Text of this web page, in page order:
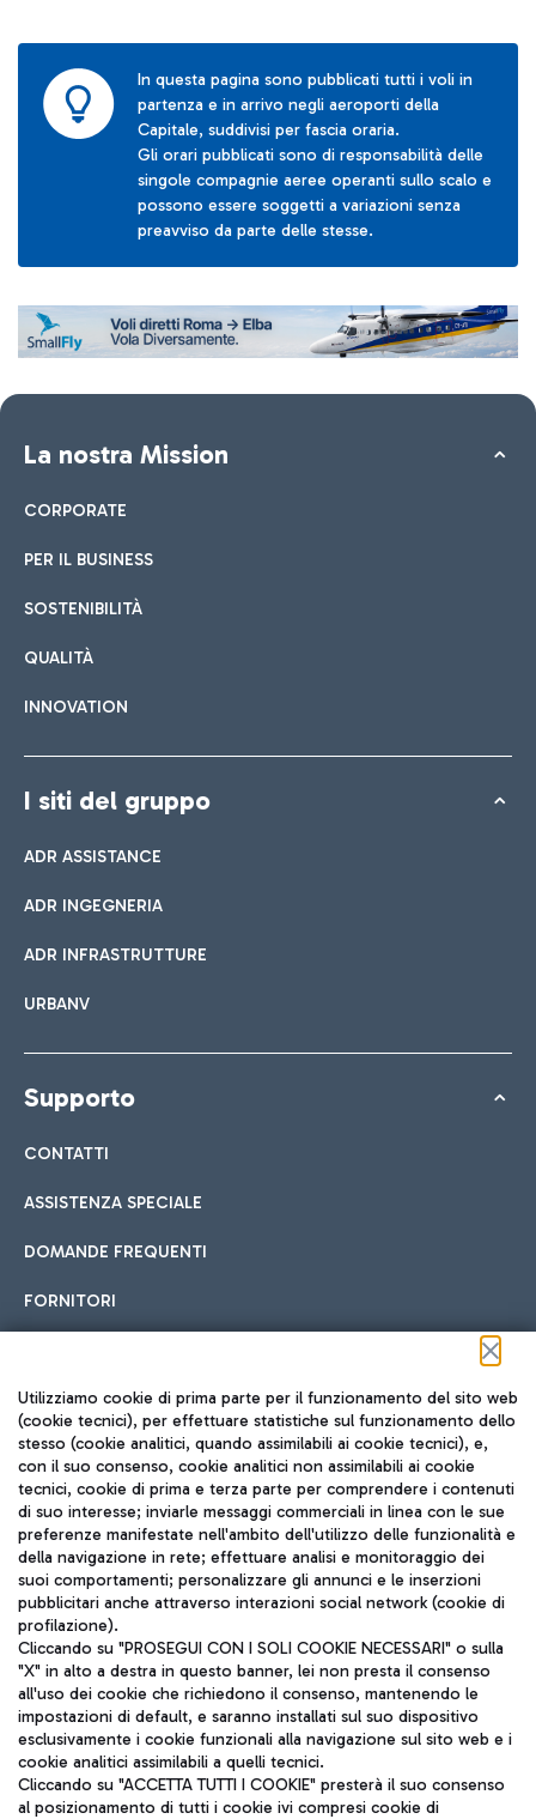
In questa pagina sono pubblicati tutti i voli in
partenza e in arrivo negli aeroporti della
Capitale, suddivisi per fascia oraria.
Gli orari pubblicati sono di responsabilità delle
singole compagnie aeree operanti sullo scalo e
possono essere soggetti a variazioni senza
preavviso da parte delle stesse.
La nostra Mission
CORPORATE
PER IL BUSINESS
SOSTENIBILITÀ
QUALITÀ
INNOVATION
I siti del gruppo
ADR ASSISTANCE
ADR INGEGNERIA
ADR INFRASTRUTTURE
URBANV
Supporto
CONTATTI
ASSISTENZA SPECIALE
DOMANDE FREQUENTI
FORNITORI
Seguici sui social
TRAVEL JOURNAL
ITA
Aeroporti di Roma S.p.A. - Società soggetta a direzione e
coordinamento di Mundys S.p.A.
Codice fiscale e Registro delle Imprese di Roma 13032990155 P.
Utilizziamo cookie di prima parte per il funzionamento del sito web
(cookie tecnici), per effettuare statistiche sul funzionamento dello
stesso (cookie analitici, quando assimilabili ai cookie tecnici), e,
con il suo consenso, cookie analitici non assimilabili ai cookie
tecnici, cookie di prima e terza parte per comprendere i contenuti
di suo interesse; inviarle messaggi commerciali in linea con le sue
preferenze manifestate nell'ambito dell'utilizzo delle funzionalità e
della navigazione in rete; effettuare analisi e monitoraggio dei
suoi comportamenti; personalizzare gli annunci e le inserzioni
pubblicitari anche attraverso interazioni social network (cookie di
profilazione).
Cliccando su "PROSEGUI CON I SOLI COOKIE NECESSARI" o sulla
"X" in alto a destra in questo banner, lei non presta il consenso
all'uso dei cookie che richiedono il consenso, mantenendo le
impostazioni di default, e saranno installati sul suo dispositivo
esclusivamente i cookie funzionali alla navigazione sul sito web e i
cookie analitici assimilabili a quelli tecnici.
Cliccando su "ACCETTA TUTTI I COOKIE" presterà il suo consenso
al posizionamento di tutti i cookie ivi compresi cookie di